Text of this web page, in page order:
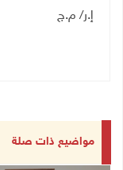
إ.ر/ م.ج
مواضيع ذات صلة